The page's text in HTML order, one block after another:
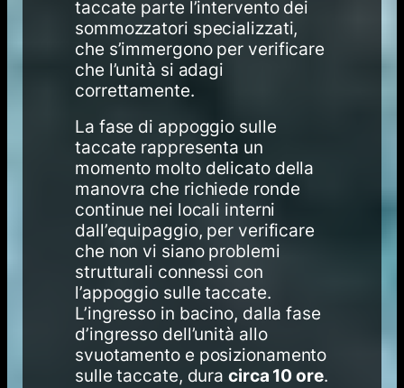
taccate parte l’intervento dei
sommozzatori specializzati,
che s’immergono per verificare
che l’unità si adagi
correttamente.
La fase di appoggio sulle
taccate rappresenta un
momento molto delicato della
manovra che richiede ronde
continue nei locali interni
dall’equipaggio, per verificare
che non vi siano problemi
strutturali connessi con
l’appoggio sulle taccate.
L’ingresso in bacino, dalla fase
d’ingresso dell’unità allo
svuotamento e posizionamento
sulle taccate, duracirca 10 ore.